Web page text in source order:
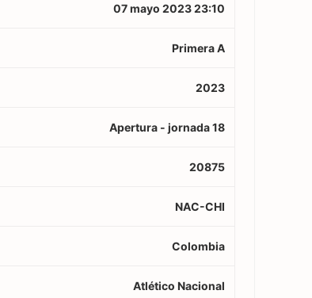
07 mayo 2023 23:10
Primera A
2023
Apertura - jornada 18
20875
NAC-CHI
Colombia
Atlético Nacional